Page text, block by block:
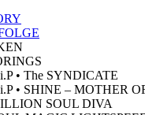
• The SYNDICATE
• SHINE – MOTHER
SOUL DIVA